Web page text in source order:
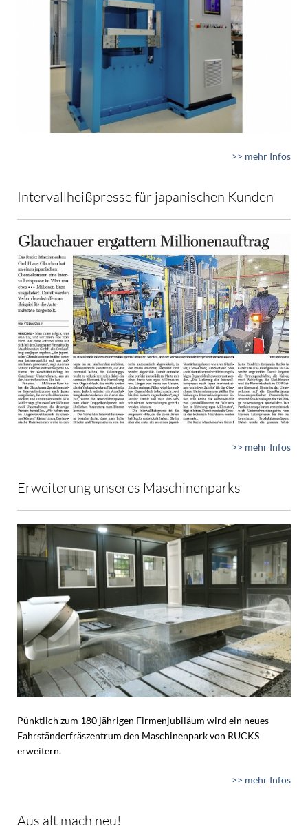
>> mehr Infos
Intervallheißpresse für japanischen Kunden
>> mehr Infos
Erweiterung unseres Maschinenparks
Pünktlich zum 180 jährigen Firmenjubiläum wird ein neues
Fahrständerfräszentrum den Maschinenpark von RUCKS
erweitern.
>> mehr Infos
Aus alt mach neu!